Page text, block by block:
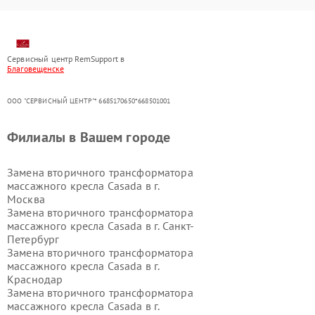
Сервисный центр RemSupport в
Благовещенске
ООО "СЕРВИСНЫЙ ЦЕНТР"* 6685170650*668501001
Филиалы в Вашем городе
Замена вторичного трансформатора
массажного кресла Casada в г.
Москва
Замена вторичного трансформатора
массажного кресла Casada в г. Санкт-
Петербург
Замена вторичного трансформатора
массажного кресла Casada в г.
Краснодар
Замена вторичного трансформатора
массажного кресла Casada в г.